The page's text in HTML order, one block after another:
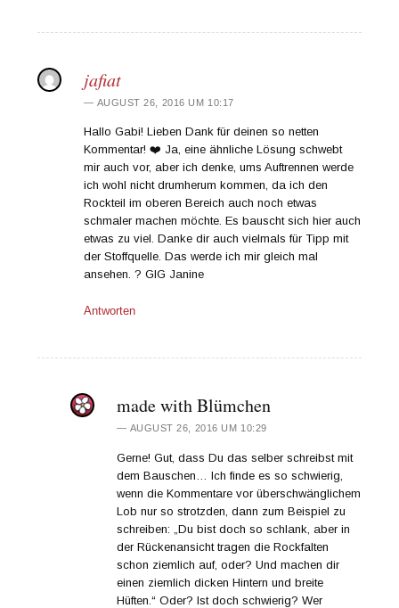
jafiat
AUGUST 26, 2016 UM 10:17
Hallo Gabi! Lieben Dank für deinen so netten
Kommentar! ❤️ Ja, eine ähnliche Lösung schwebt
mir auch vor, aber ich denke, ums Auftrennen werde
ich wohl nicht drumherum kommen, da ich den
Rockteil im oberen Bereich auch noch etwas
schmaler machen möchte. Es bauscht sich hier auch
etwas zu viel. Danke dir auch vielmals für Tipp mit
der Stoffquelle. Das werde ich mir gleich mal
ansehen. ? GlG Janine
Antworten
made with Blümchen
AUGUST 26, 2016 UM 10:29
Gerne! Gut, dass Du das selber schreibst mit
dem Bauschen… Ich finde es so schwierig,
wenn die Kommentare vor überschwänglichem
Lob nur so strotzden, dann zum Beispiel zu
schreiben: „Du bist doch so schlank, aber in
der Rückenansicht tragen die Rockfalten
schon ziemlich auf, oder? Und machen dir
einen ziemlich dicken Hintern und breite
Hüften.“ Oder? Ist doch schwierig? Wer